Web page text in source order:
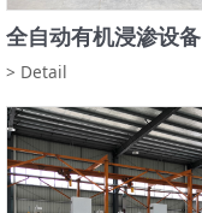
全自动有机浸渗设备
> Detail